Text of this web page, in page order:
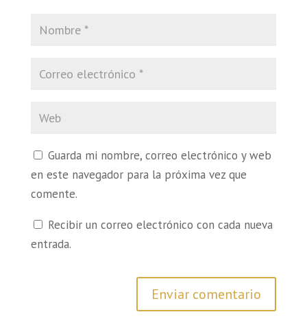
Guarda mi nombre, correo electrónico y web
en este navegador para la próxima vez que
comente.
Recibir un correo electrónico con cada nueva
entrada.